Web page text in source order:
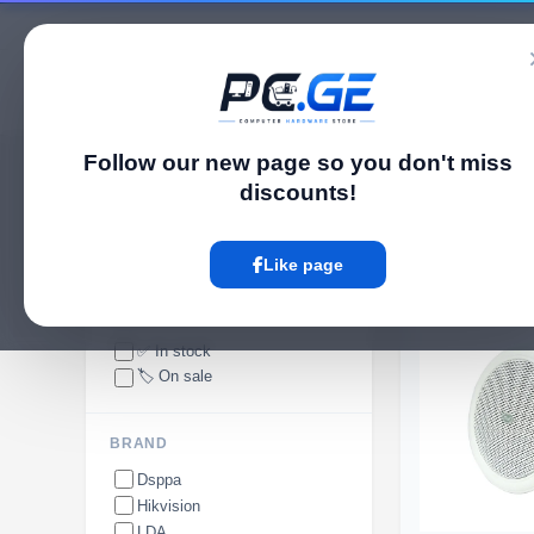
Follow our new page so you don't miss
discounts!
Like page
Catalog
pc.ge /Conference Equipment
Conference Equipment
✅ In stock
🏷️ On sale
BRAND
Dsppa
Hikvision